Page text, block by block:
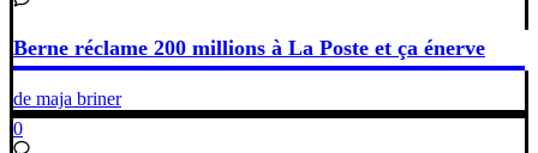
Berne réclame 200 millions à La Poste et ça énerve
de maja briner
0